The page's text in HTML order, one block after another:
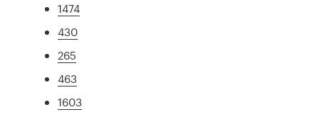
1474
430
265
463
1603